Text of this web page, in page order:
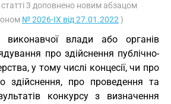
3 доповнено новим абзацом
№ 2026-IX від 27.01.2022 )
виконавчої влади або органів
про здійснення публічно-
у тому числі концесії, чи про
здійснення, про проведення та
конкурсу з визначення